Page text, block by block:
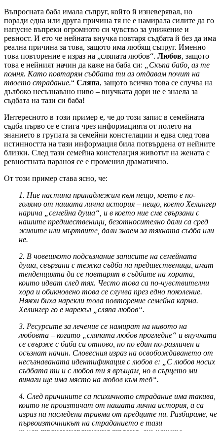
Въпросната баба имала съпруг, който й изневерявал, но
поради една или друга причина тя не е намирала силите да го
напусне въпреки огромното си чувство за унижение и
ревност. И ето че нейната внучка повтаря съдбата й без да има
реална причина за това, защото има любящ съпруг. Именно
това повторение е израз на „сляпата любов“. Любов, защото
това е нейният начин да каже на баба си: „Скъпа бабо, аз те
помня. Като повтарям съдбата ти аз отдавам почит на
твоето страдание.“ Сляпа, защото всичко това се случва на
дълбоко несъзнавано ниво – внучката дори не е знаела за
съдбата на тази си баба!
Интересното в този пример е, че до този запис в семейната
съдба първо се е стига чрез информацията от полето на
знанието в групата за семейни констелации и едва след това
истинността на тази информация била потвърдена от нейните
близки. След тази семейна констелация животът на жената с
ревностната параноя се е променил драматично.
От този пример става ясно, че:
1. Ние настина принадлежим към нещо, което е по-
голямо от нашата лична история – нещо, което Хелингер
нарича „семейна душа“, и в което ние сме свързани с
нашите предшественици, безотносително дали са сред
живите или мъртвите, дали знаем за тяхната съдба или
не.
2. В човешкото подсъзнание записите на семейната
душа, свързани с тежка съдба на предшественици, имат
тенденцията да се повтарят в съдбите на хората,
които идват след тях. Често това са по-чувствителни
хора и обикновено това се случва през едно поколение.
Някои биха нарекли това повторение семейна карма.
Хелингер го е нарекъл „сляпа любов“.
3. Ресурсите за лечение се намират на нивото на
любовта – когато „сляпата любов прогледне“ и внучката
се свърже с баба си отново, но по един по-различен и
осъзнат начин. Словесния израз на освобождаването от
несъзнаваната идентификация с любов е: „С любов носих
съдбата ти и с любов ти я връщам, но в сърцето ми
винаги ще има място на любов към теб“.
4. След причините са психичното страдание има такива,
които не произтичат от нашата лична история, а са
израз на наследени травми от предците ни. Разбираме, че
първоизточникът на страданието е тази